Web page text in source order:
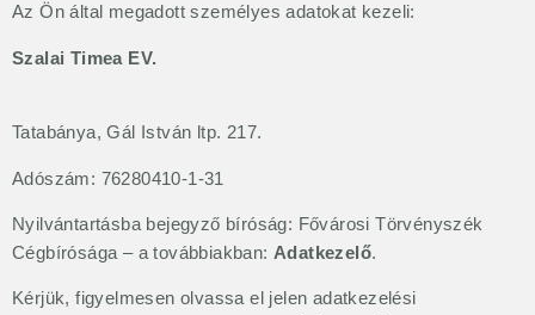
Az Ön által megadott személyes adatokat kezeli:
Szalai Timea EV.
Tatabánya, Gál István ltp. 217.
Adószám: 76280410-1-31
Nyilvántartásba bejegyző bíróság: Fővárosi Törvényszék
Cégbírósága – a továbbiakban: Adatkezelő.
Kérjük, figyelmesen olvassa el jelen adatkezelési